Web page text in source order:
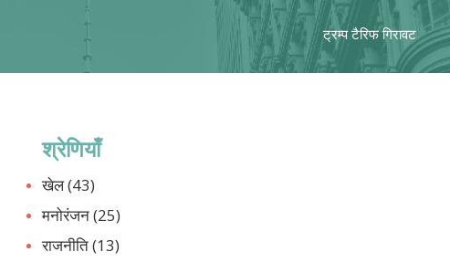
ट्रम्प टैरिफ गिरावट
श्रेणियाँ
खेल(43)
मनोरंजन(25)
राजनीति(13)